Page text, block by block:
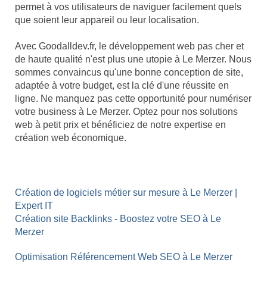
permet à vos utilisateurs de naviguer facilement quels
que soient leur appareil ou leur localisation.
Avec Goodalldev.fr, le développement web pas cher et
de haute qualité n'est plus une utopie à Le Merzer. Nous
sommes convaincus qu'une bonne conception de site,
adaptée à votre budget, est la clé d'une réussite en
ligne. Ne manquez pas cette opportunité pour numériser
votre business à Le Merzer. Optez pour nos solutions
web à petit prix et bénéficiez de notre expertise en
création web économique.
Création de logiciels métier sur mesure à Le Merzer |
Expert IT
Création site Backlinks - Boostez votre SEO à Le
Merzer
Optimisation Référencement Web SEO à Le Merzer